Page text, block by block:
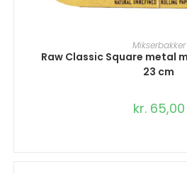
TILFØJ TIL
Mikserbakker
Raw Classic Square metal
23 cm
kr.65,00